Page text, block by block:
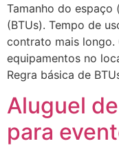
Tamanho do espaço
(BTUs). Tempo de
contrato mais longo.
equipamentos no
Regra básica de
Aluguel
para